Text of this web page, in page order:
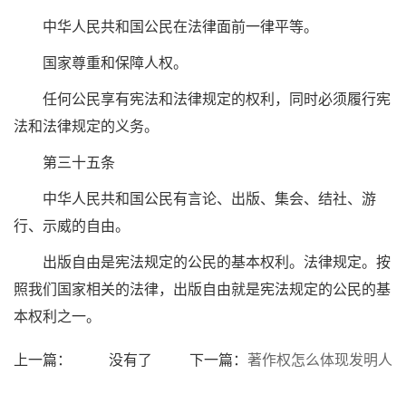
中华人民共和国公民在法律面前一律平等。
国家尊重和保障人权。
任何公民享有宪法和法律规定的权利，同时必须履行宪
法和法律规定的义务。
第三十五条
中华人民共和国公民有言论、出版、集会、结社、游
行、示威的自由。
出版自由是宪法规定的公民的基本权利。法律规定。按
照我们国家相关的法律，出版自由就是宪法规定的公民的基
本权利之一。
上一篇： 没有了 著作权怎么体现发明人
下一篇：